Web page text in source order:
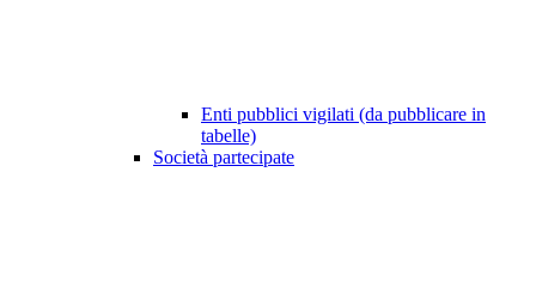
Enti pubblici vigilati (da pubblicare in
tabelle)
Società partecipate